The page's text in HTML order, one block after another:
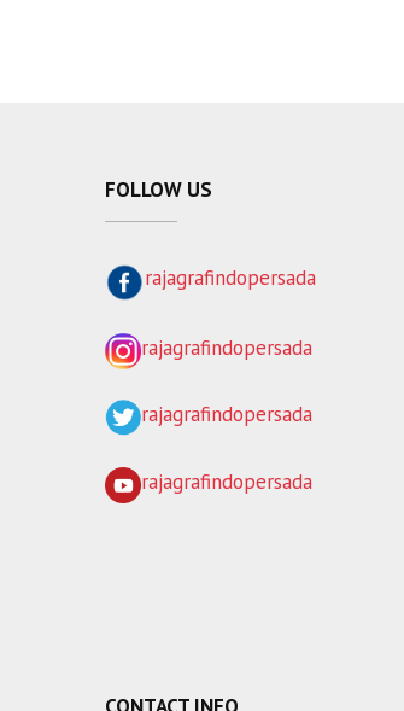
FOLLOW US
rajagrafindopersada
rajagrafindopersada
rajagrafindopersada
rajagrafindopersada